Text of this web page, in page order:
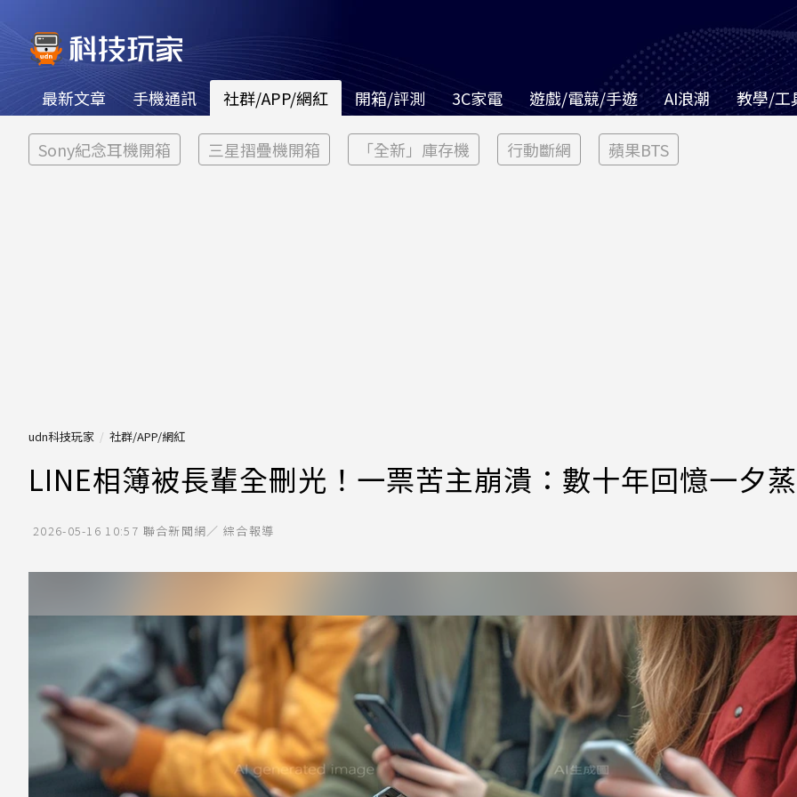
最新文章 手機通訊 社群/APP/網紅 開箱/評測 3C家電 遊戲/電競/手遊 AI浪潮 教學/工
Sony紀念耳機開箱 三星摺疊機開箱 「全新」庫存機 行動斷網 蘋果BTS
udn科技玩家 社群/APP/網紅
LINE相簿被長輩全刪光！一票苦主崩潰：數十年回憶一夕
2026-05-16 10:57 聯合新聞網／ 綜合報導